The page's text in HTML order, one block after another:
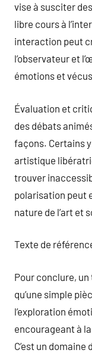
vise à susciter
libre cours à
interaction peut
l’observateur et
émotions et
Évaluation et
des débats
façons. Certains
artistique
trouver
polarisation peut
nature de l’art et
Texte de
Pour conclure,
qu’une simple
l’exploration
encourageant à
C’est un